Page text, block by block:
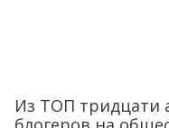
Из ТОП тридцати